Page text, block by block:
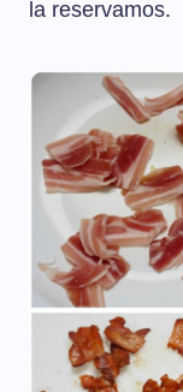
la reservamos.